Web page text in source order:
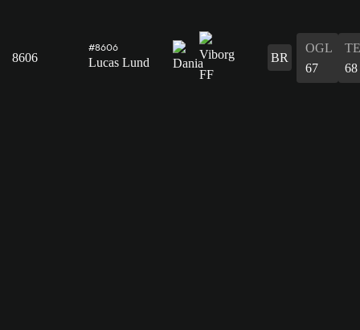
8606
#8606
Lucas Lund BR
OGL
67
68